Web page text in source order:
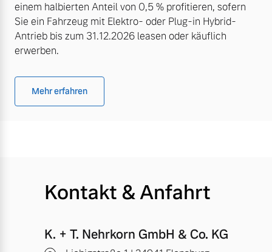
einem halbierten Anteil von 0,5 % profitieren, sofern
Sie ein Fahrzeug mit Elektro- oder Plug-in Hybrid-
Antrieb bis zum 31.12.2026 leasen oder käuflich
erwerben.
Mehr erfahren
Kontakt & Anfahrt
K. + T. Nehrkorn GmbH & Co. KG